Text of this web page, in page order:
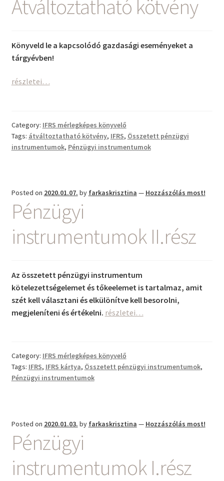
Átváltoztatható kötvény
Könyveld le a kapcsolódó gazdasági eseményeket a
tárgyévben!
Átváltoztatható
részletei…
Category: IFRS mérlegképes könyvelő
Tags: átváltoztatható kötvény, IFRS, Összetett pénzügyi
instrumentumok, Pénzügyi instrumentumok
Posted on 2020.01.07. by farkaskrisztina — Hozzászólás most!
Pénzügyi
instrumentumok II.rész
Az összetett pénzügyi instrumentum
kötelezettségelemet és tőkeelemet is tartalmaz, amit
szét kell választani és elkülönítve kell besorolni,
megjeleníteni és értékelni. Pénzügyi
részletei…
Category: IFRS mérlegképes könyvelő
Tags: IFRS, IFRS kártya, Összetett pénzügyi instrumentumok,
Pénzügyi instrumentumok
Posted on 2020.01.03. by farkaskrisztina — Hozzászólás most!
Pénzügyi
instrumentumok I.rész